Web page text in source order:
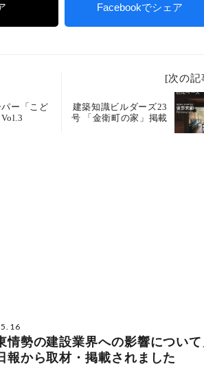
Facebookでシェア
ー「こど
[次の記
建築知識ビルダーズ23
号 「金衛町の家」掲載
情勢の建設業界への影響につい
報から取材・掲載されました